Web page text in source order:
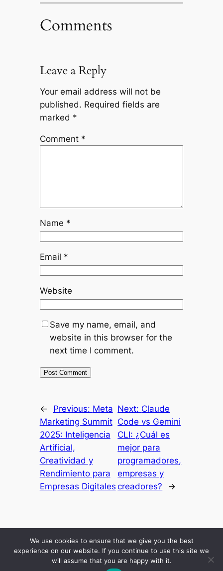
Comments
Leave a Reply
Your email address will not be
published. Required fields are
marked *
Comment *
Name *
Email *
Website
Save my name, email, and
website in this browser for the
next time I comment.
← Previous: Meta
Marketing Summit
2025: Inteligencia
Artificial,
Creatividad y
Rendimiento para
Empresas Digitales
Next: Claude
Code vs Gemini
CLI: ¿Cuál es
mejor para
programadores,
empresas y
creadores?
→
ResultadosMis SecretosBlog EconomicoPodcastAbout Me
Comunidad
We use cookies to ensure that we give you the best
experience on our website. If you continue to use this site we
will assume that you are happy with it.